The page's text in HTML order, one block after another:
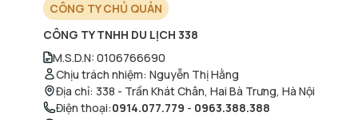
CÔNG TY CHỦ QUẢN
CÔNG TY TNHH DU LỊCH 338
M.S.D.N: 0106766690
Chịu trách nhiệm: Nguyễn Thị Hằng
Địa chỉ: 338 - Trần Khát Chân, Hai Bà Trưng, Hà Nội
Điện thoại:0914.077.779 - 0963.388.388